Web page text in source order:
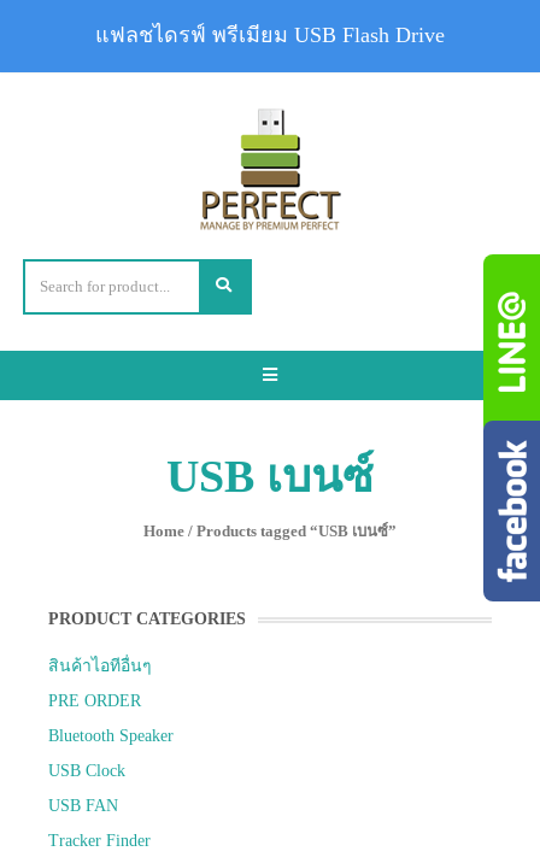
Toggle
USB เบนซ์
Home / Products tagged “USB เบนซ์”
PRODUCT CATEGORIES
สินค้าไอทีอื่นๆ
PRE ORDER
Bluetooth Speaker
USB Clock
USB FAN
Tracker Finder
แฟลชไดรฟ์ พรีเมียม USB Flash Drive